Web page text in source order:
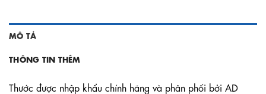
MÔ TẢ
THÔNG TIN THÊM
Thước được nhập khẩu chính hãng và phân phối bởi AD